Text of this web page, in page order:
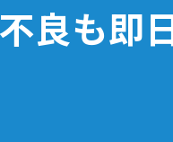
良も即